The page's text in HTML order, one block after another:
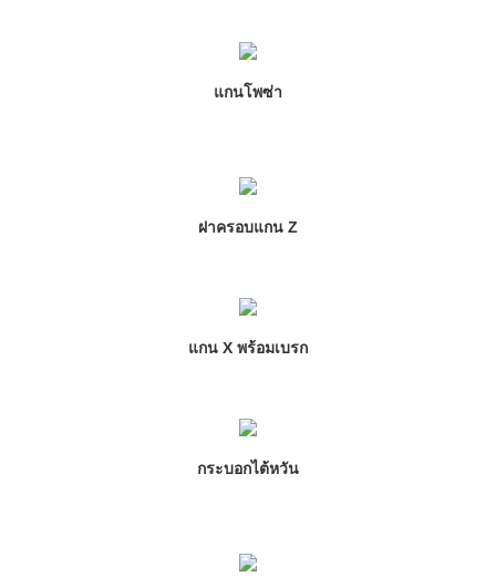
แกนโพซ่า
ฝาครอบแกน Z
แกน X พร้อมเบรก
กระบอกไต้หวัน